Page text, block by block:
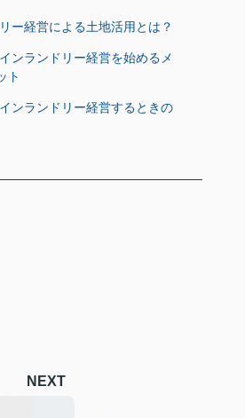
ー経営による土地活用とは？
ンランドリー経営を始めるメ
ト
ンランドリー経営するときの
NEXT